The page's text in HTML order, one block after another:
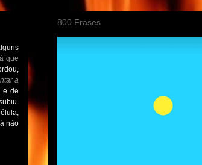
que
a
e de
não
800 Frases